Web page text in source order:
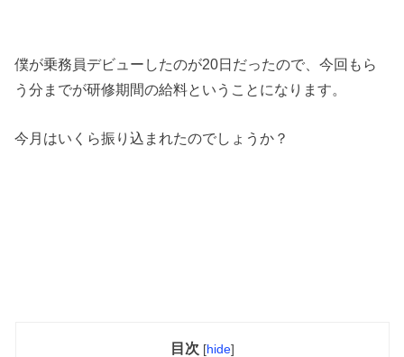
僕が乗務員デビューしたのが20日だったので、今回もら
う分までが研修期間の給料ということになります。
今月はいくら振り込まれたのでしょうか？
目次 [hide]